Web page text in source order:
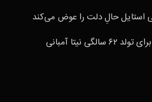
استایل حالِ دلت را عوض می‌کند
نیتا آمبانی